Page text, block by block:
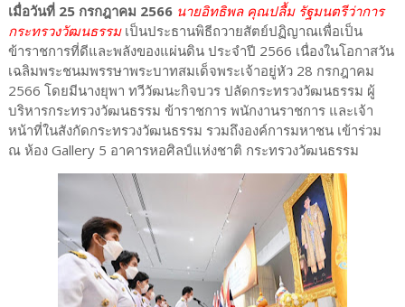
เมื่อวันที่ 25 กรกฎาคม 2566 นายอิทธิพล คุณปลื้ม รัฐมนตรีว่าการ
กระทรวงวัฒนธรรมเป็นประธานพิธีถวายสัตย์ปฏิญาณเพื่อเป็น
ข้าราชการที่ดีและพลังของแผ่นดิน ประจำปี 2566 เนื่องในโอกาสวัน
เฉลิมพระชนมพรรษาพระบาทสมเด็จพระเจ้าอยู่หัว 28 กรกฎาคม
2566 โดยมีนางยุพา ทวีวัฒนะกิจบวร ปลัดกระทรวงวัฒนธรรม ผู้
บริหารกระทรวงวัฒนธรรม ข้าราชการ พนักงานราชการ และเจ้า
หน้าที่ในสังกัดกระทรวงวัฒนธรรม รวมถึงองค์การมหาชน เข้าร่วม
ณ ห้อง Gallery 5 อาคารหอศิลป์แห่งชาติ กระทรวงวัฒนธรรม